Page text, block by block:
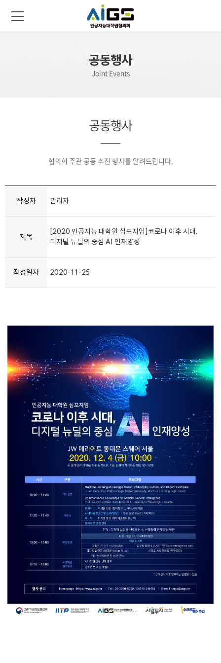
공동행사
Joint Events
공동행사
협의회 주관 공동 추진 행사를 알려드립니다.
작성자 관리자
제목
[2020 인공지능 대학원 심포지엄]코로나 이후 시대,
디지털 뉴딜의 중심 AI 인재양성
작성일자 2020-11-25